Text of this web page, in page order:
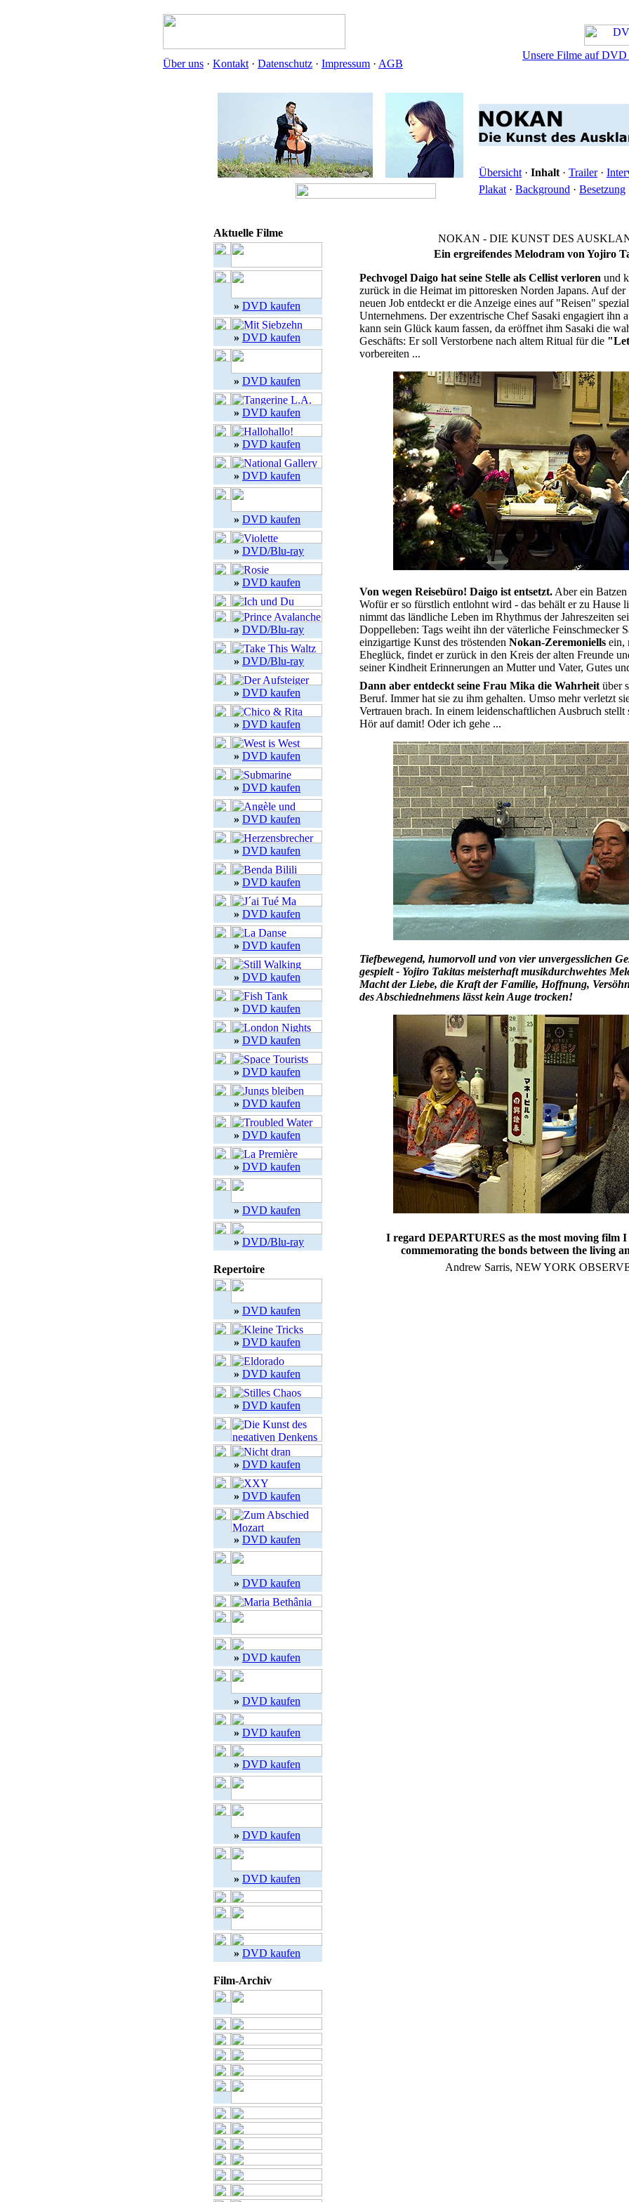
Über uns · Kontakt · Datenschutz · Impressum · AGB
Unsere Filme auf
Übersicht · Inhalt · Trailer·
Plakat · Background · Besetzung
Aktuelle Filme
» DVD kaufen
» DVD kaufen
» DVD kaufen
» DVD kaufen
» DVD kaufen
» DVD kaufen
» DVD kaufen
» DVD/Blu-ray
» DVD kaufen
» DVD/Blu-ray
» DVD/Blu-ray
» DVD kaufen
» DVD kaufen
» DVD kaufen
» DVD kaufen
» DVD kaufen
» DVD kaufen
» DVD kaufen
» DVD kaufen
» DVD kaufen
» DVD kaufen
» DVD kaufen
» DVD kaufen
» DVD kaufen
» DVD kaufen
» DVD kaufen
» DVD kaufen
» DVD kaufen
» DVD/Blu-ray
Repertoire
» DVD kaufen
» DVD kaufen
» DVD kaufen
» DVD kaufen
» DVD kaufen
» DVD kaufen
» DVD kaufen
» DVD kaufen
» DVD kaufen
» DVD kaufen
» DVD kaufen
» DVD kaufen
» DVD kaufen
» DVD kaufen
» DVD kaufen
Film-Archiv
NOKAN - DIE KUNST DES
Ein ergreifendes Melodram von Yojiro
Pechvogel Daigo hat seine Stelle als Cellist verloren und
zurück in die Heimat im pittoresken Norden Japans. Auf der
neuen Job entdeckt er die Anzeige eines auf "Reisen"
Unternehmens. Der exzentrische Chef Sasaki engagiert ihn
kann sein Glück kaum fassen, da eröffnet ihm Sasaki die
Geschäfts: Er soll Verstorbene nach altem Ritual für die
vorbereiten ...
Von wegen Reisebüro! Daigo ist entsetzt. Aber ein
Wofür er so fürstlich entlohnt wird - das behält er zu Hause
nimmt das ländliche Leben im Rhythmus der Jahreszeiten
Doppelleben: Tags weiht ihn der väterliche Feinschmecker
einzigartige Kunst des tröstenden Nokan-Zeremoniells ein,
Eheglück, findet er zurück in den Kreis der alten Freunde
seiner Kindheit Erinnerungen an Mutter und Vater, Gutes
Dann aber entdeckt seine Frau Mika die Wahrheit über
Beruf. Immer hat sie zu ihm gehalten. Umso mehr verletzt
Vertrauen brach. In einem leidenschaftlichen Ausbruch
Hör auf damit! Oder ich gehe ...
Tiefbewegend, humorvoll und von vier unvergesslichen
gespielt - Yojiro Takitas meisterhaft musikdurchwehtes
Macht der Liebe, die Kraft der Familie, Hoffnung,
des Abschiednehmens lässt kein Auge trocken!
I regard DEPARTURES as the most moving film I
commemorating the bonds between the living
Andrew Sarris, NEW YORK